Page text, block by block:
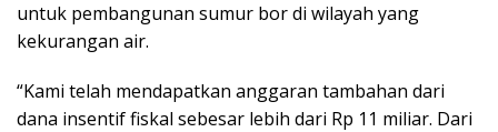
untuk pembangunan sumur bor di wilayah yang
kekurangan air.
“Kami telah mendapatkan anggaran tambahan dari
dana insentif fiskal sebesar lebih dari Rp 11 miliar. Dari